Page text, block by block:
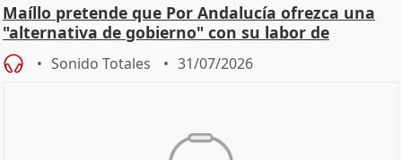
Maíllo pretende que Por Andalucía ofrezca una
"alternativa de gobierno" con su labor de
oposición
Sonido Totales 31/07/2026